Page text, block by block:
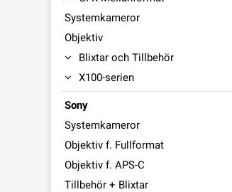
Systemkameror
Objektiv
Blixtar och Tillbehör
X100-serien
Sony
Systemkameror
Objektiv f. Fullformat
Objektiv f. APS-C
Tillbehör + Blixtar